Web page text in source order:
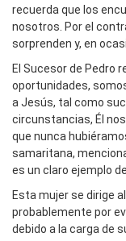
recuerda que los
nosotros. Por el
sorprenden y, en
El Sucesor de Pedro
oportunidades,
a Jesús, tal como
circunstancias, Él
que nunca
samaritana,
es un claro ejemplo
Esta mujer se dirige
probablemente por
debido a la carga de